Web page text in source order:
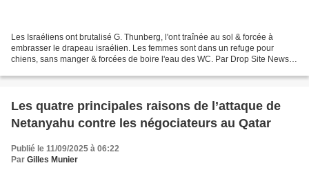
Les Israéliens ont brutalisé G. Thunberg, l'ont traînée au sol & forcée à
embrasser le drapeau israélien. Les femmes sont dans un refuge pour
chiens, sans manger & forcées de boire l'eau des WC. Par Drop Site News
Les quatre principales raisons de l’attaque de
Netanyahu contre les négociateurs au Qatar
Publié le 11/09/2025 à 06:22
Par Gilles Munier